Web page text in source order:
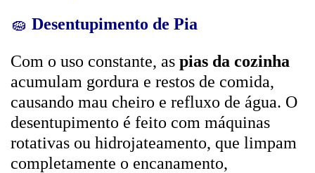
🧽 Desentupimento de Pia
Com o uso constante, as pias da cozinha
acumulam gordura e restos de comida,
causando mau cheiro e refluxo de água. O
desentupimento é feito com máquinas
rotativas ou hidrojateamento, que limpam
completamente o encanamento,